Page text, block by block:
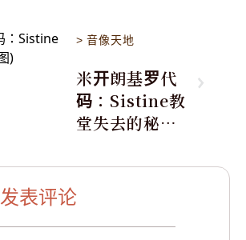
>音像天地
米开朗基罗代
码：Sistine教
堂失去的秘密
发表评论